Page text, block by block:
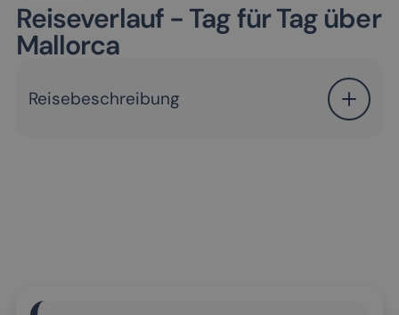
Reiseverlauf - Tag für Tag über
Mallorca
Reisebeschreibung
Ankunft werden Sie bereits erwartet und zu Ihrem